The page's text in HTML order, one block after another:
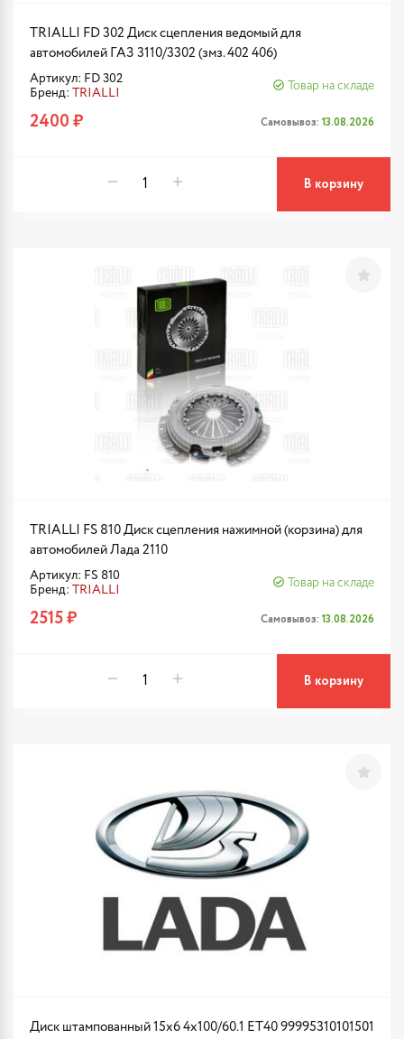
TRIALLI FD 302 Диск сцепления ведомый для
автомобилей ГАЗ 3110/3302 (змз. 402 406)
Артикул: FD 302
Бренд: TRIALLI
Товар на складе
2400 ₽ Самовывоз: 13.08.2026
В корзину
TRIALLI FS 810 Диск сцепления нажимной (корзина) для
автомобилей Лада 2110
Артикул: FS 810
Бренд: TRIALLI
Товар на складе
2515 ₽ Самовывоз: 13.08.2026
В корзину
Диск штампованный 15x6 4x100/60.1 ET40 99995310101501